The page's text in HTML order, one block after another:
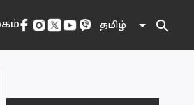
தமிழ் search